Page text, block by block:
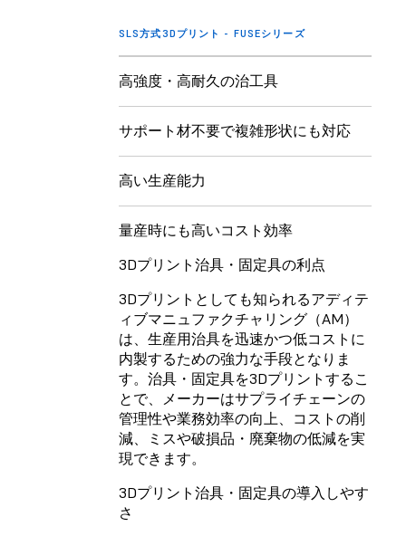
SLS方式3Dプリント - FUSEシリーズ
高強度・高耐久の治工具
サポート材不要で複雑形状にも対応
高い生産能力
量産時にも高いコスト効率
3Dプリント治具・固定具の利点
3Dプリントとしても知られるアディテ
ィブマニュファクチャリング（AM）
は、生産用治具を迅速かつ低コストに
内製するための強力な手段となりま
す。治具・固定具を3Dプリントするこ
とで、メーカーはサプライチェーンの
管理性や業務効率の向上、コストの削
減、ミスや破損品・廃棄物の低減を実
現できます。
3Dプリント治具・固定具の導入しやす
さ